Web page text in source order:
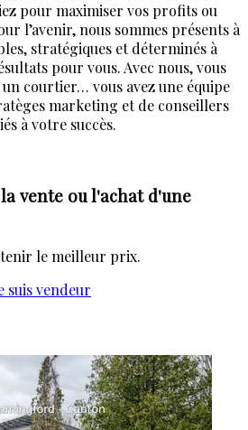
pour maximiser vos profits ou
l’avenir, nous sommes présents à
stratégiques et déterminés à
pour vous. Avec nous, vous
un courtier… vous avez une équipe
marketing et de conseillers
à votre succès.
vente ou l'achat d'une
le meilleur prix.
suis vendeur